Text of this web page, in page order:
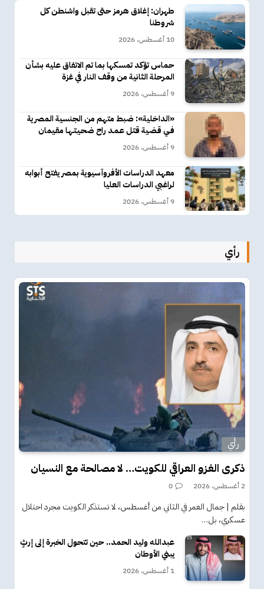
طهران: إغلاق هرمز حتى تقبل واشنطن كل
شروطنا
10 أغسطس، 2026
حماس تؤكد تمسكها بما تم الاتفاق عليه بشأن
المرحلة الثانية من وقف النار في غزة
9 أغسطس، 2026
«الداخلية»: ضبط متهم من الجنسية المصرية
فـي قـضـية قتـل عـمـد راح ضحـيـتـهـا مقـيمان
9 أغسطس، 2026
معهد الدراسات الأفروآسيوية بمصر يفتح أبوابه
لراغبي الدراسات العليا
9 أغسطس، 2026
رأي
رأي
ذكرى الغزو العراقي للكويت… لا مصالحة مع النسيان
2 أغسطس، 2026 0
بقلم | جمال العمر في الثاني من أغسطس، لا تستذكر الكويت مجرد احتلال
عسكري، بل…
عبدالله وليد الحمد.. حين تتحول الخبرة إلى إرثٍ
يبني الأوطان
1 أغسطس، 2026